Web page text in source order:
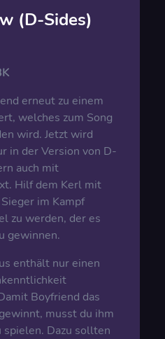
(D-Sides)
erneut zu einem
welches zum Song
wird. Jetzt wird
in der Version von D-
auch mit
Hilf dem Kerl mit
im Kampf
zu werden, der es
gewinnen.
enthält nur einen
Boyfriend das
musst du ihm
Dazu sollten